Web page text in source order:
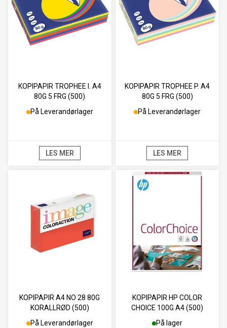
KOPIPAPIR TROPHEE I. A4
80G 5 FRG (500)
På Leverandørlager
LES MER
KOPIPAPIR TROPHEE P. A4
80G 5 FRG (500)
På Leverandørlager
LES MER
KOPIPAPIR A4 NO 28 80G
KORALLRØD (500)
På Leverandørlager
KOPIPAPIR HP COLOR
CHOICE 100G A4 (500)
På lager